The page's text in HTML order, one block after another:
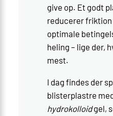
give op. Et godt
reducerer friktion
optimale
heling – lige der,
mest.
I dag findes der
blisterplastre
hydrokolloidgel,